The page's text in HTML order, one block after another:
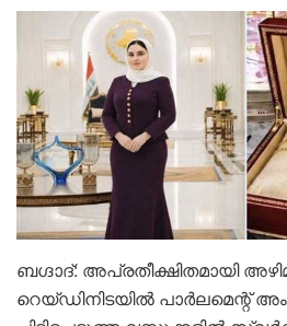
ബഗ്ദാദ്: അപ്രതീക്ഷിതമായി
റെയ്ഡിനിടയിൽ പാർലമെന്റ്